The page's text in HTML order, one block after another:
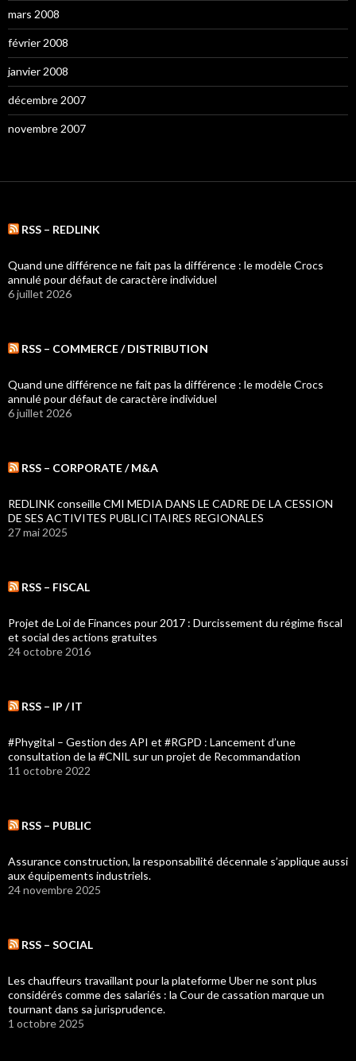
mars 2008
février 2008
janvier 2008
décembre 2007
novembre 2007
RSS – REDLINK
Quand une différence ne fait pas la différence : le modèle Crocs
annulé pour défaut de caractère individuel
6 juillet 2026
RSS – COMMERCE / DISTRIBUTION
Quand une différence ne fait pas la différence : le modèle Crocs
annulé pour défaut de caractère individuel
6 juillet 2026
RSS – CORPORATE / M&A
REDLINK conseille CMI MEDIA DANS LE CADRE DE LA CESSION
DE SES ACTIVITES PUBLICITAIRES REGIONALES
27 mai 2025
RSS – FISCAL
Projet de Loi de Finances pour 2017 : Durcissement du régime fiscal
et social des actions gratuites
24 octobre 2016
RSS – IP / IT
#Phygital – Gestion des API et #RGPD : Lancement d’une
consultation de la #CNIL sur un projet de Recommandation
11 octobre 2022
RSS – PUBLIC
Assurance construction, la responsabilité décennale s’applique aussi
aux équipements industriels.
24 novembre 2025
RSS – SOCIAL
Les chauffeurs travaillant pour la plateforme Uber ne sont plus
considérés comme des salariés : la Cour de cassation marque un
tournant dans sa jurisprudence.
1 octobre 2025